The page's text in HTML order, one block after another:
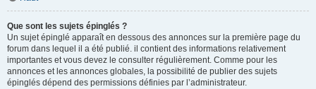
Que sont les sujets épinglés ?
Un sujet épinglé apparaît en dessous des annonces sur la première page du
forum dans lequel il a été publié. il contient des informations relativement
importantes et vous devez le consulter régulièrement. Comme pour les
annonces et les annonces globales, la possibilité de publier des sujets
épinglés dépend des permissions définies par l’administrateur.